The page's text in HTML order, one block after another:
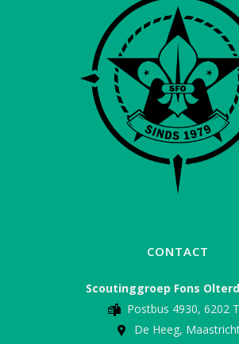
CONTACT
Scoutinggroep Fons
Postbus 4930, 6202
De Heeg,